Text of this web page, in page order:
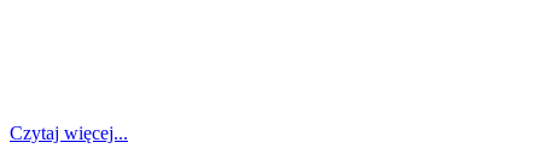
Czytaj więcej...